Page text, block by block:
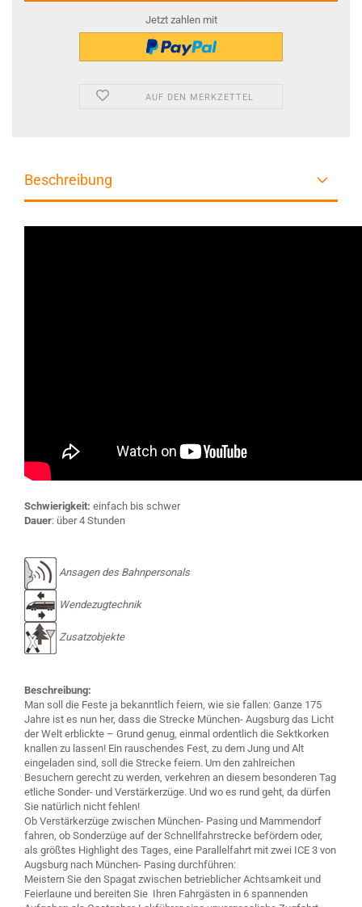
Jetzt zahlen mit
AUF DEN MERKZETTEL
Beschreibung
Schwierigkeit: einfach bis schwer
Dauer: über 4 Stunden
Ansagen des Bahnpersonals
Wendezugtechnik
Zusatzobjekte
Beschreibung:
Man soll die Feste ja bekanntlich feiern, wie sie fallen: Ganze 175
Jahre ist es nun her, dass die Strecke München- Augsburg das Licht
der Welt erblickte – Grund genug, einmal ordentlich die Sektkorken
knallen zu lassen! Ein rauschendes Fest, zu dem Jung und Alt
eingeladen sind, soll die Strecke feiern. Um den zahlreichen
Besuchern gerecht zu werden, verkehren an diesem besonderen Tag
etliche Sonder- und Verstärkerzüge. Und wo es rund geht, da dürfen
Sie natürlich nicht fehlen!
Ob Verstärkerzüge zwischen München- Pasing und Mammendorf
fahren, ob Sonderzüge auf der Schnellfahrstrecke befördern oder,
als größtes Highlight des Tages, eine Parallelfahrt mit zwei ICE 3 von
Augsburg nach München- Pasing durchführen:
Meistern Sie den Spagat zwischen betrieblicher Achtsamkeit und
Feierlaune und bereiten Sie Ihren Fahrgästen in 6 spannenden